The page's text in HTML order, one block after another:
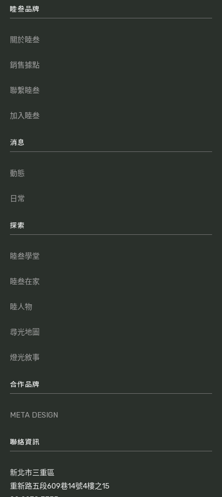
睦叁品牌
關於睦叁
銷售據點
聯繫睦叁
加入睦叁
消息
動態
日常
探索
睦叁學堂
睦叁在家
睦人物
尋光地圖
燈光敘事
合作品牌
META DESIGN
聯絡資訊
新北市三重區
重新路五段609巷14號4樓之15